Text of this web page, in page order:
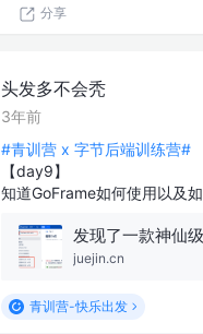
分享
头发多不会秃
3年前
#青训营 x 字节后端训练营#
【day9】
知道GoFrame如何使用以及
发现了一款神仙
juejin.cn
青训营-快乐出发